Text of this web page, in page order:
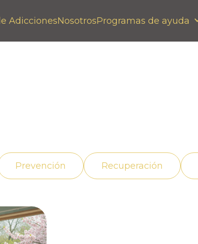
AdiccionesNosotrosProgramas de ayuda
Prevención Recuperación